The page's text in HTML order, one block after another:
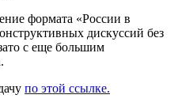
формата «России в
дискуссий без
с еще большим
по этой ссылке.